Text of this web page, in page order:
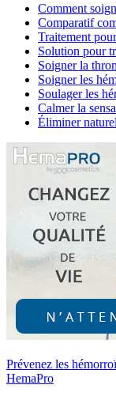
Comment
Comparatif
Traitement
Solution pour
Soigner la
Soigner les
Soulager les
Calmer la
Éliminer
Prévenez les
HemaPro